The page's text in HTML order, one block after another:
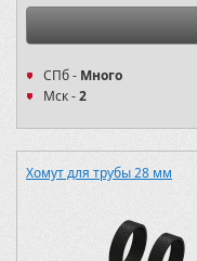
СПб - Много
Мск -2
Хомут для трубы 28 мм